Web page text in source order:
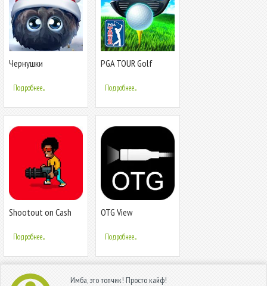
Чернушки
Подробнее...
PGA TOUR Golf
Подробнее...
Shootout on Cash
Подробнее...
OTG View
Подробнее...
Имба, это топчик! Просто кайф!